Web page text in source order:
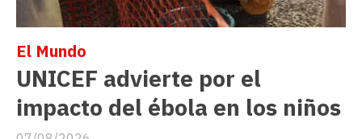
UNICEF advierte por el
impacto del ébola en los niños
El Mundo